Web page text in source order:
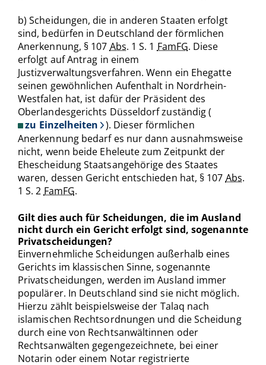
b) Scheidungen, die in anderen Staaten erfolgt
sind, bedürfen in Deutschland der förmlichen
Anerkennung, § 107 Abs. 1 S. 1 FamFG. Diese
erfolgt auf Antrag in einem
Justizverwaltungsverfahren. Wenn ein Ehegatte
seinen gewöhnlichen Aufenthalt in Nordrhein-
Westfalen hat, ist dafür der Präsident des
Oberlandesgerichts Düsseldorf zuständig (
zu Einzelheiten
). Dieser förmlichen
Anerkennung bedarf es nur dann ausnahmsweise
nicht, wenn beide Eheleute zum Zeitpunkt der
Ehescheidung Staatsangehörige des Staates
waren, dessen Gericht entschieden hat, § 107 Abs.
1 S. 2 FamFG.
Gilt dies auch für Scheidungen, die im Ausland
nicht durch ein Gericht erfolgt sind, sogenannte
Privatscheidungen?
Einvernehmliche Scheidungen außerhalb eines
Gerichts im klassischen Sinne, sogenannte
Privatscheidungen, werden im Ausland immer
populärer. In Deutschland sind sie nicht möglich.
Hierzu zählt beispielsweise der Talaq nach
islamischen Rechtsordnungen und die Scheidung
durch eine von Rechtsanwältinnen oder
Rechtsanwälten gegengezeichnete, bei einer
Notarin oder einem Notar registrierte